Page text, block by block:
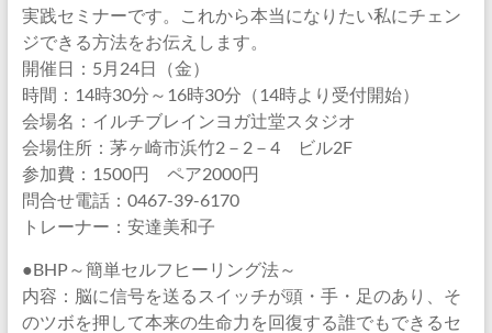
実践セミナーです。これから本当になりたい私にチェン
ジできる方法をお伝えします。
開催日：5月24日（金）
時間：14時30分～16時30分（14時より受付開始）
会場名：イルチブレインヨガ辻堂スタジオ
会場住所：茅ヶ崎市浜竹2－2－4 ビル2F
参加費：1500円 ペア2000円
問合せ電話：0467-39-6170
トレーナー：安達美和子
●BHP～簡単セルフヒーリング法～
内容：脳に信号を送るスイッチが頭・手・足のあり、そ
のツボを押して本来の生命力を回復する誰でもできるセ